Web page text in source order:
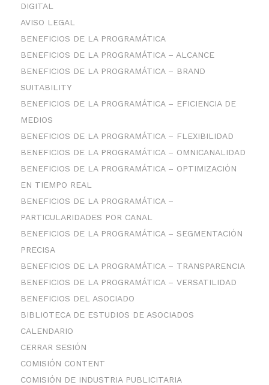
DIGITAL
AVISO LEGAL
BENEFICIOS DE LA PROGRAMÁTICA
BENEFICIOS DE LA PROGRAMÁTICA – ALCANCE
BENEFICIOS DE LA PROGRAMÁTICA – BRAND
SUITABILITY
BENEFICIOS DE LA PROGRAMÁTICA – EFICIENCIA DE
MEDIOS
BENEFICIOS DE LA PROGRAMÁTICA – FLEXIBILIDAD
BENEFICIOS DE LA PROGRAMÁTICA – OMNICANALIDAD
BENEFICIOS DE LA PROGRAMÁTICA – OPTIMIZACIÓN
EN TIEMPO REAL
BENEFICIOS DE LA PROGRAMÁTICA –
PARTICULARIDADES POR CANAL
BENEFICIOS DE LA PROGRAMÁTICA – SEGMENTACIÓN
PRECISA
BENEFICIOS DE LA PROGRAMÁTICA – TRANSPARENCIA
BENEFICIOS DE LA PROGRAMÁTICA – VERSATILIDAD
BENEFICIOS DEL ASOCIADO
BIBLIOTECA DE ESTUDIOS DE ASOCIADOS
CALENDARIO
CERRAR SESIÓN
COMISIÓN CONTENT
COMISIÓN DE INDUSTRIA PUBLICITARIA